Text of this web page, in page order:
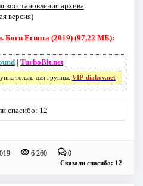
восстановления архива
версия)
Боги Египта (2019) (97,22 МБ):
| TurboBit.net|
только для группы: VIP-diakov.net
спасибо: 12
6 260 0
Сказали спасибо: 12